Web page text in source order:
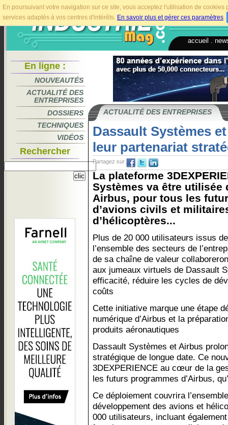
En poursuivant votre navigation sur ce site, vous acceptez l'utilisation de
services adaptés à vos centres d'intérêts. En savoir plus et gérer ces paramètres.
accueil
En ligne :
NOUVEAUTÉS
ACTUALITÉ DES
ENTREPRISES
DOSSIERS
TECHNIQUES
VIDÉOS
Rechercher
ACTUALITÉ DES ENTREPRISES
Dassault Systèmes
leur partenariat
Partagez sur
La plateforme
Systèmes va être utilisée
Airbus, pour tous les
d’avions civils et
d’hélicoptères...
Plus de 20 000 utilisateurs issus de
l’ensemble des secteurs de
de sa chaîne de valeur
aux jumeaux virtuels de Dassault
efficacité, réduire les cycles de
coûts
Cette initiative marque une étape
numérique d’Airbus et la
produits aéronautiques
Dassault Systèmes et Airbus
stratégique de longue date. Ce
3DEXPERIENCE au cœur de la
les futurs programmes d’Airbus,
Ce déploiement couvrira
développement des avions et
000 utilisateurs, incluant